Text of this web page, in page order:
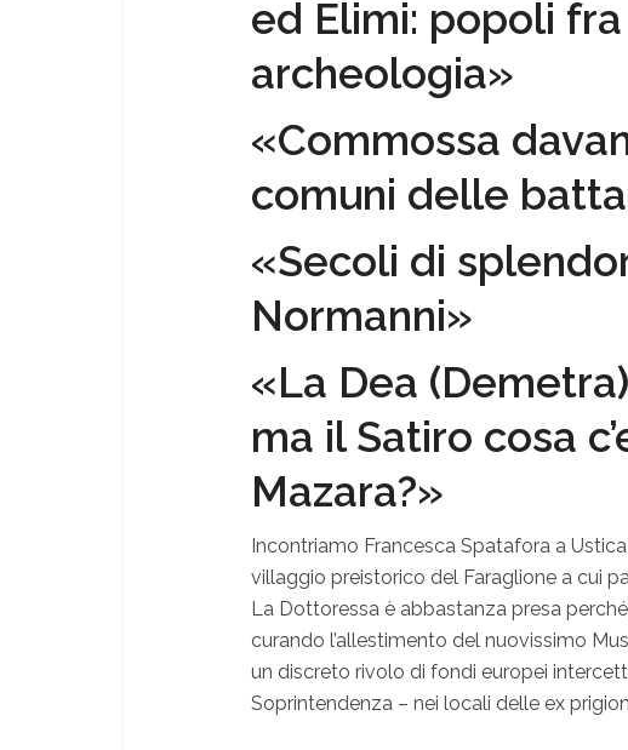
ed Elimi: popoli
archeologia»
«Commossa
comuni delle
«Secoli di
Normanni»
«La Dea
ma il Satiro cosa
Mazara?»
Incontriamo Francesca Spatafora a
villaggio preistorico del Faraglione a cui
La Dottoressa è abbastanza presa
curando l’allestimento del nuovissimo
un discreto rivolo di fondi europei
Soprintendenza – nei locali delle ex